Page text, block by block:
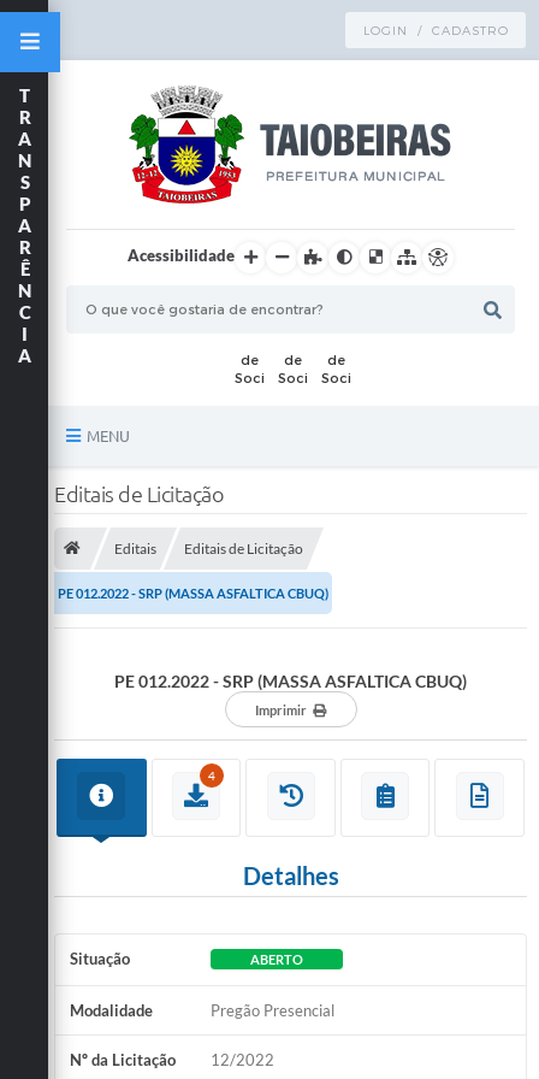
LOGIN / CADASTRO
Acessibilidade
MENU
Principal
A Nossa Cidade
Formulários
Conselho Tutelar.
Carta de Serviços
T
R
A
N
S
P
A
R
Ê
N
C
I
A
Editais de Licitação
Editais Editais de Licitação
PE 012.2022 - SRP (MASSA ASFALTICA CBUQ)
PE 012.2022 - SRP (MASSA ASFALTICA CBUQ)
Imprimir
4
Detalhes
Situação ABERTO
Modalidade Pregão Presencial
Nº da Licitação 12/2022